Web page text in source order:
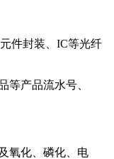
件封装、IC等光纤
产品流水号、
氧化、磷化、电